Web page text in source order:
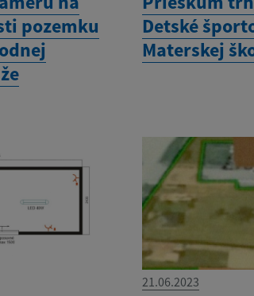
pozemku
Detské
Materskej
21.06.2023